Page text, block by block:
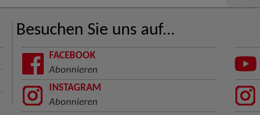
Besuchen Sie uns auf...
FACEBOOK
Abonnieren
INSTAGRAM
Abonnieren